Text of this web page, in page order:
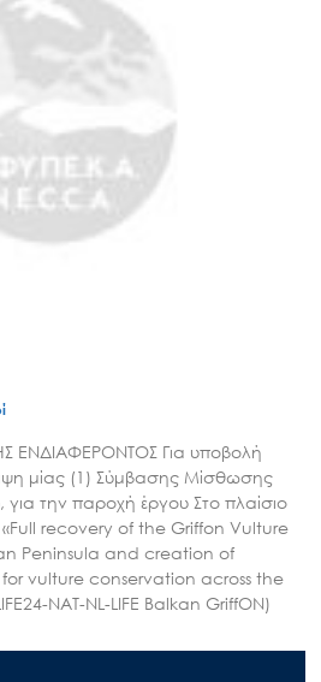
ΕΝΔΙΑΦΕΡΟΝΤΟΣ Για υποβολή
μίας (1) Σύμβασης Μίσθωσης
για την παροχή έργου Στο πλαίσιο
recovery of the Griffon Vulture
Peninsula and creation of
vulture conservation across the
NAT-NL-LIFE Balkan GriffON)